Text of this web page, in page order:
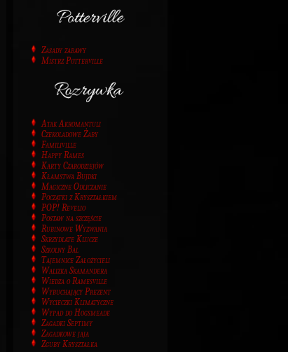
Zasady zabawy
Mistrz Potterville
Atak Akromantuli
Czekoladowe Żaby
Familiville
Happy Rames
Karty Czarodziejów
Kłamstwa Bujdki
Magiczne Odliczanie
Początki z Kryształkiem
POP! Revelio
Postaw na szczęście
Rubinowe Wyzwania
Skrzydlate Klucze
Szkolny Bal
Tajemnice Założycieli
Walizka Skamandera
Wiedza o Ramesville
Wybuchający Prezent
Wycieczki Klimatyczne
Wypad do Hogsmeade
Zagadki Septimy
Zagadkowe jaja
Zguby Kryształka